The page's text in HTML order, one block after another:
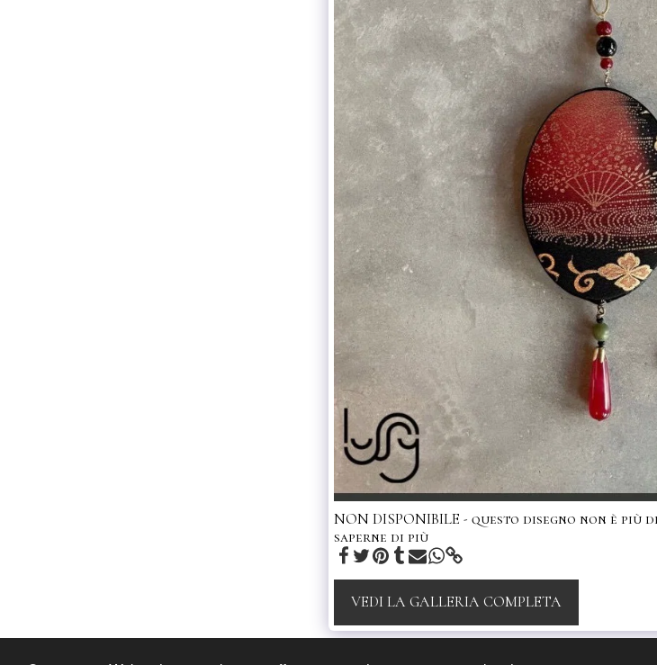
NON DISPONIBILE - questo disegno non è
saperne di più
VEDI LA GALLERIA COMPLETA